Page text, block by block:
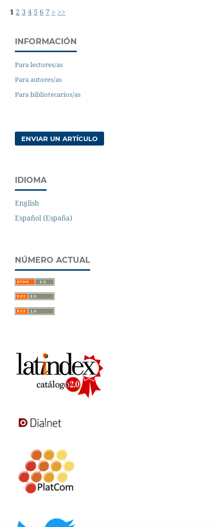
1 2 3 4 5 6 7 > >>
INFORMACIÓN
Para lectores/as
Para autores/as
Para bibliotecarios/as
ENVIAR UN ARTÍCULO
IDIOMA
English
Español (España)
NÚMERO ACTUAL